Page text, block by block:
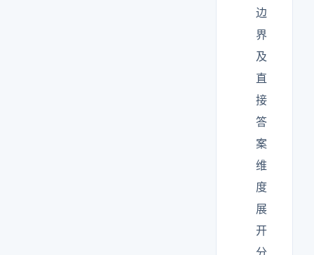
边
界
及
直
接
答
案
维
度
展
开
分